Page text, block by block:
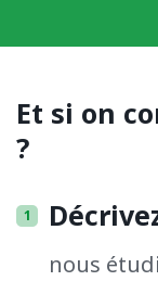
Et si on
?
nous